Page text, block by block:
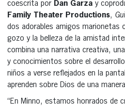
coescrita por Dan Garza y
Family Theater Productions,
dos adorables amigos marionetas
gozo y la belleza de la amistad
combina una narrativa creativa,
y conocimientos sobre el
niños a verse reflejados en la
aprenden sobre Dios de una
“En Minno, estamos honrados de